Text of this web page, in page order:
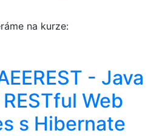
na kurze:
- Java
Web
s Hibernate